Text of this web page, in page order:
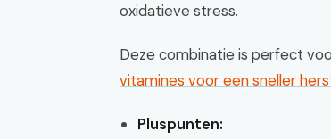
oxidatieve stress.
Deze combinatie is perfect
vitamines voor een sneller
Pluspunten: